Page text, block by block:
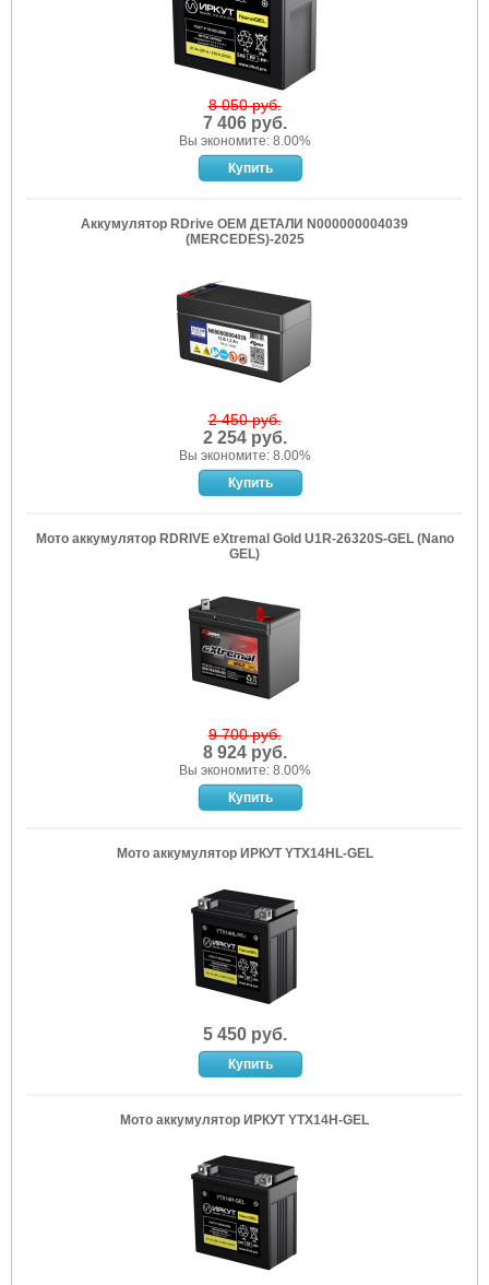
8 050 руб.
7 406 руб.
Вы экономите: 8.00%
Аккумулятор RDrive OEM ДЕТАЛИ N000000004039
(MERCEDES)-2025
2 450 руб.
2 254 руб.
Вы экономите: 8.00%
Мото аккумулятор RDRIVE eXtremal Gold U1R-26320S-GEL (Nano
GEL)
9 700 руб.
8 924 руб.
Вы экономите: 8.00%
Мото аккумулятор ИРКУТ YTX14HL-GEL
5 450 руб.
Мото аккумулятор ИРКУТ YTX14H-GEL